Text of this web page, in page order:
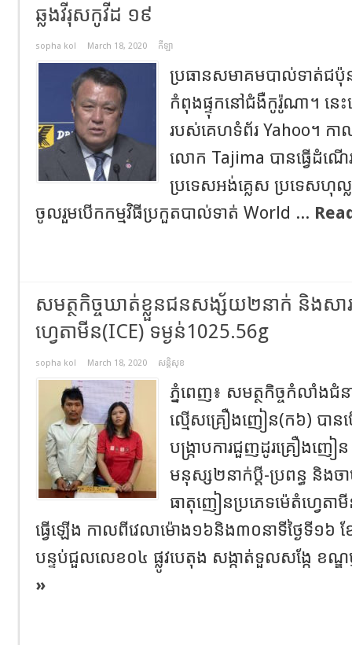
ឆ្លង​វីរុសកូវីដ ១៩
sopha kol March 18, 2020 កីឡា
ប្រធាន​សមាគម​បាល់ទាត់​ជ
កំពុង​ផ្ទុក​នៅ​ជំងឺ​កូរ៉ូណា​។ នេះ
របស់គេហទំព័រ​ Yahoo។ កា
លោក​ Tajima បាន​ធ្វើ​ដំណ
ប្រទេស​អង់គ្លេស​ ប្រទេស​ហុល្
ចូល​រួម​បើក​កម្មវិធីប្រកួតបាល់ទាត់ World ...
សមត្ថកិច្ចឃាត់ខ្លួនជនសង្ស័យ២នាក់ និងសា
ហ្វេតាមីន(ICE) ទម្ងន់1025.56g
sopha kol March 18, 2020 សន្តិសុខ
ភ្នំពេញ៖ សមត្ថកិច្ចកំលាំងជំ
ល្មើសគ្រឿងញៀន(ក៦) បានបើ
បង្ក្រាបការជួញដូរគ្រឿងញ
មនុស្ស២នាក់ប្តី-ប្រពន្ធ និងច
ធាតុញៀនប្រភេទម៉េតំហ្វេតា
ធ្វើឡើង កាលពីវេលាម៉ោង១៦និង៣០នាទីថ្ងៃទី១៦
បន្ទប់ជួលលេខ០៤ ផ្លូវបេតុង សង្កាត់ទួលសង្កែ ខណ្ឌ
»